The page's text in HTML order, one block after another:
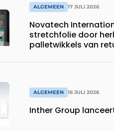
ALGEMEEN 17 JULI 2026
Novatech
stretchfolie door
palletwikkels van
ALGEMEEN 16 JULI 2026
Inther Group